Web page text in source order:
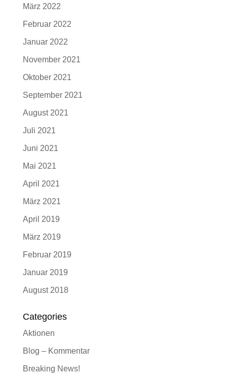
März 2022
Februar 2022
Januar 2022
November 2021
Oktober 2021
September 2021
August 2021
Juli 2021
Juni 2021
Mai 2021
April 2021
März 2021
April 2019
März 2019
Februar 2019
Januar 2019
August 2018
Categories
Aktionen
Blog – Kommentar
Breaking News!